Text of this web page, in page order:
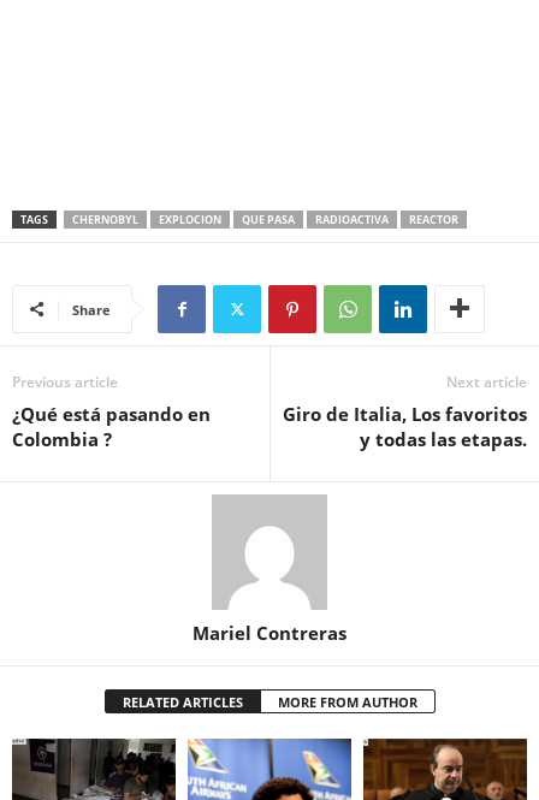
TAGS CHERNOBYL EXPLOCION QUE PASA RADIOACTIVA REACTOR
Share
Previous article
¿Qué está pasando en
Colombia ?
Next article
Giro de Italia, Los favoritos
y todas las etapas.
Mariel Contreras
RELATED ARTICLES MORE FROM AUTHOR